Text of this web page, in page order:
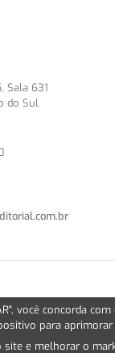
Sala 631
do Sul
2012-2026 -Política
Version 2.5.1
você concorda
para aprimorar
site e melhorar o